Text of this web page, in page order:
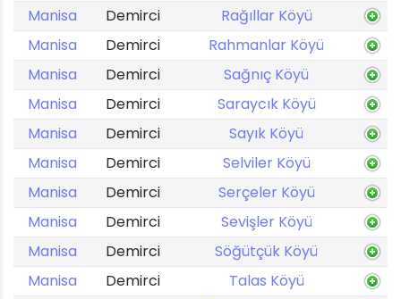
Manisa
Demirci
Rağıllar Köyü
Manisa
Demirci
Rahmanlar Köyü
Manisa
Demirci
Sağnıç Köyü
Manisa
Demirci
Saraycık Köyü
Manisa
Demirci
Sayık Köyü
Manisa
Demirci
Selviler Köyü
Manisa
Demirci
Serçeler Köyü
Manisa
Demirci
Sevişler Köyü
Manisa
Demirci
Söğütçük Köyü
Manisa
Demirci
Talas Köyü